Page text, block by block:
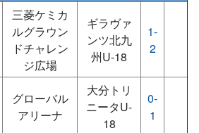
三菱ケミカ
ルグラウン
ドチャレン
ジ広場
ギラヴァ
ンツ北九
州U-18
1-
2
グローバル
アリーナ
大分トリ
ニータU-
18
0-
1